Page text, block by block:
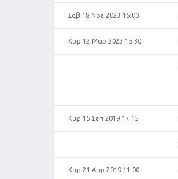
Σαβ 18 Νοε 2023 15:00
Κυρ 12 Μαρ 2023 15:30
Κυρ 15 Σεπ 2019 17:15
Κυρ 21 Απρ 2019 11:00